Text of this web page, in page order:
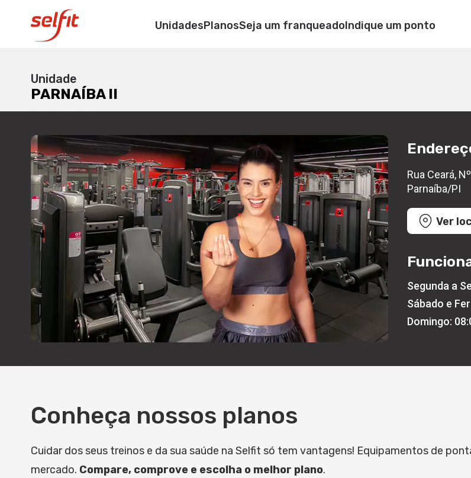
UnidadesPlanosSeja um franqueadoIndique um ponto
Rua Ceará, Nº1296, Ceará, CEP: 64.212-215, Parnaíba/PI
Unidade
PARNAÍBA II
Rua Ceará,
Parnaíba/PI
Ver
Segunda a
Sábado e
Domingo:
Conheça nossos planos
Cuidar dos seus treinos e da sua saúde na Selfit só tem vantagens! Equipamentos de
mercado. Compare, comprove e escolha o melhor plano.